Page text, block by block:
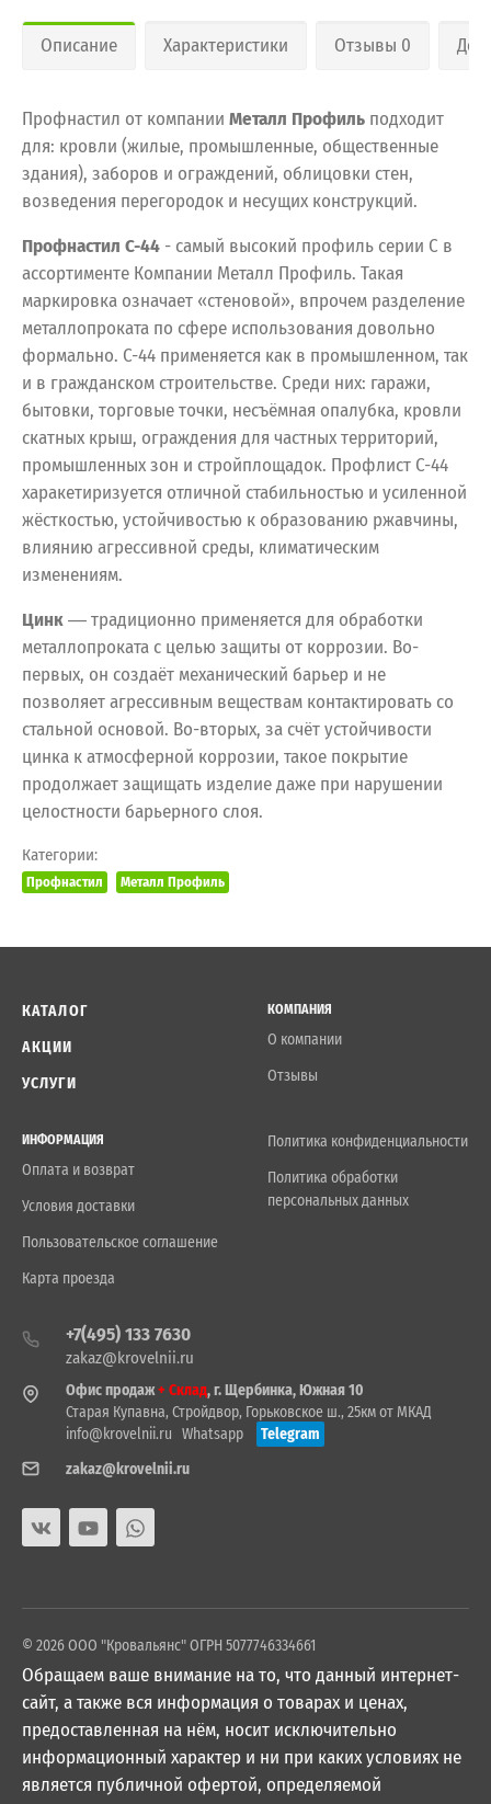
Описание Характеристики Отзывы 0
Профнастил от компании Металл Профиль подходит
для: кровли (жилые, промышленные, общественные
здания), заборов и ограждений, облицовки стен,
возведения перегородок и несущих конструкций.
Профнастил С-44 - самый высокий профиль серии С в
ассортименте Компании Металл Профиль. Такая
маркировка означает «стеновой», впрочем разделение
металлопроката по сфере использования довольно
формально. С-44 применяется как в промышленном, так
и в гражданском строительстве. Среди них: гаражи,
бытовки, торговые точки, несъёмная опалубка, кровли
скатных крыш, ограждения для частных территорий,
промышленных зон и стройплощадок. Профлист С-44
харакетиризуется отличной стабильностью и усиленной
жёсткостью, устойчивостью к образованию ржавчины,
влиянию агрессивной среды, климатическим
изменениям.
Цинк― традиционно применяется для обработки
металлопроката с целью защиты от коррозии. Во-
первых, он создаёт механический барьер и не
позволяет агрессивным веществам контактировать со
стальной основой. Во-вторых, за счёт устойчивости
цинка к атмосферной коррозии, такое покрытие
продолжает защищать изделие даже при нарушении
целостности барьерного слоя.
Категории:
Профнастил Металл Профиль
КАТАЛОГ
АКЦИИ
УСЛУГИ
КОМПАНИЯ
О компании
Отзывы
ИНФОРМАЦИЯ
Оплата и возврат
Условия доставки
Пользовательское соглашение
Карта проезда
Политика конфиденциальности
Политика обработки
персональных данных
+7(495) 133 7630
zakaz@krovelnii.ru
Офис продаж+ Склад, г. Щербинка, Южная 10
Старая Купавна, Стройдвор, Горьковское ш., 25км от МКАД
info@krovelnii.ru Whatsapp
Telegram
zakaz@krovelnii.ru
© 2026 ООО "Кровальянс" ОГРН 5077746334661
Обращаем ваше внимание на то, что данный интернет-
сайт, а также вся информация о товарах и ценах,
предоставленная на нём, носит исключительно
информационный характер и ни при каких условиях не
является публичной офертой, определяемой